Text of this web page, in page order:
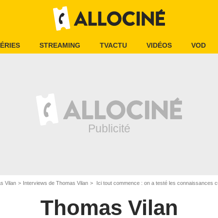
STREAMING TVACTU VIDÉOS VOD
Vilan Interviews de Thomas Vilan Ici tout commence : on a testé les connaissances
Thomas Vilan